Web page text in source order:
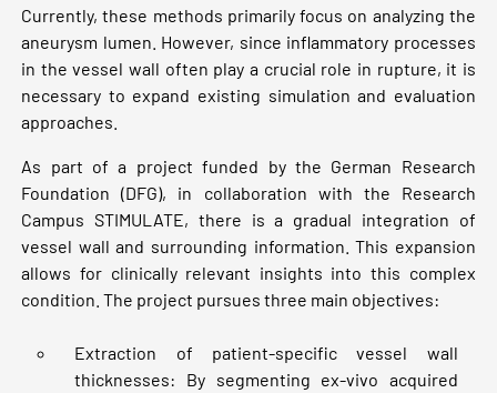
Currently, these methods primarily focus on analyzing the
aneurysm lumen. However, since inflammatory processes
in the vessel wall often play a crucial role in rupture, it is
necessary to expand existing simulation and evaluation
approaches.
As part of a project funded by the German Research
Foundation (DFG), in collaboration with the Research
Campus STIMULATE, there is a gradual integration of
vessel wall and surrounding information. This expansion
allows for clinically relevant insights into this complex
condition. The project pursues three main objectives:
Extraction of patient-specific vessel wall
thicknesses: By segmenting ex-vivo acquired